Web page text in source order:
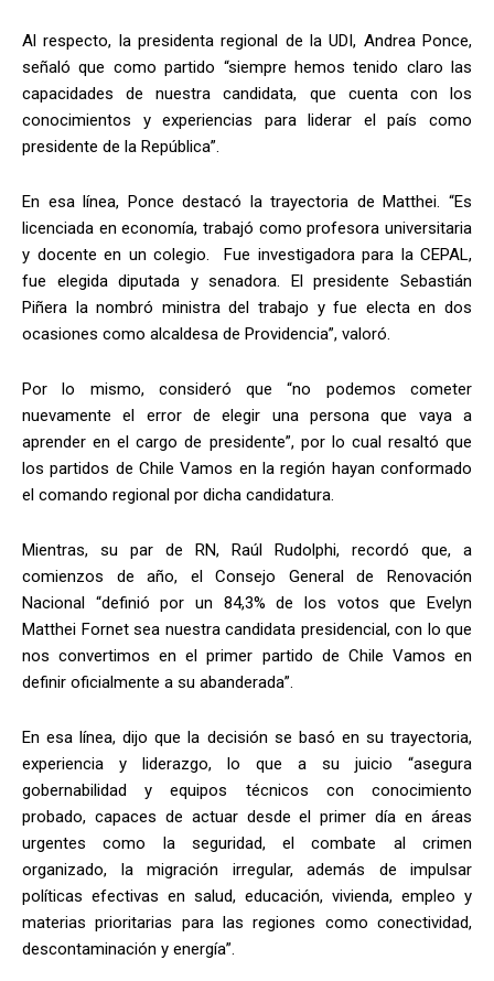
Al respecto, la presidenta regional de la UDI, Andrea Ponce,
señaló que como partido “siempre hemos tenido claro las
capacidades de nuestra candidata, que cuenta con los
conocimientos y experiencias para liderar el país como
presidente de la República”.
En esa línea, Ponce destacó la trayectoria de Matthei. “Es
licenciada en economía, trabajó como profesora universitaria
y docente en un colegio. Fue investigadora para la CEPAL,
fue elegida diputada y senadora. El presidente Sebastián
Piñera la nombró ministra del trabajo y fue electa en dos
ocasiones como alcaldesa de Providencia”, valoró.
Por lo mismo, consideró que “no podemos cometer
nuevamente el error de elegir una persona que vaya a
aprender en el cargo de presidente”, por lo cual resaltó que
los partidos de Chile Vamos en la región hayan conformado
el comando regional por dicha candidatura.
Mientras, su par de RN, Raúl Rudolphi, recordó que, a
comienzos de año, el Consejo General de Renovación
Nacional “definió por un 84,3% de los votos que Evelyn
Matthei Fornet sea nuestra candidata presidencial, con lo que
nos convertimos en el primer partido de Chile Vamos en
definir oficialmente a su abanderada”.
En esa línea, dijo que la decisión se basó en su trayectoria,
experiencia y liderazgo, lo que a su juicio “asegura
gobernabilidad y equipos técnicos con conocimiento
probado, capaces de actuar desde el primer día en áreas
urgentes como la seguridad, el combate al crimen
organizado, la migración irregular, además de impulsar
políticas efectivas en salud, educación, vivienda, empleo y
materias prioritarias para las regiones como conectividad,
descontaminación y energía”.